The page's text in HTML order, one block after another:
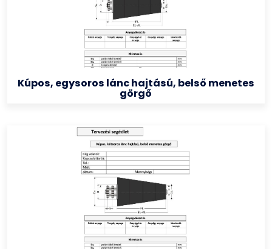
Kúpos, egysoros lánc hajtású, belső menetes
görgő